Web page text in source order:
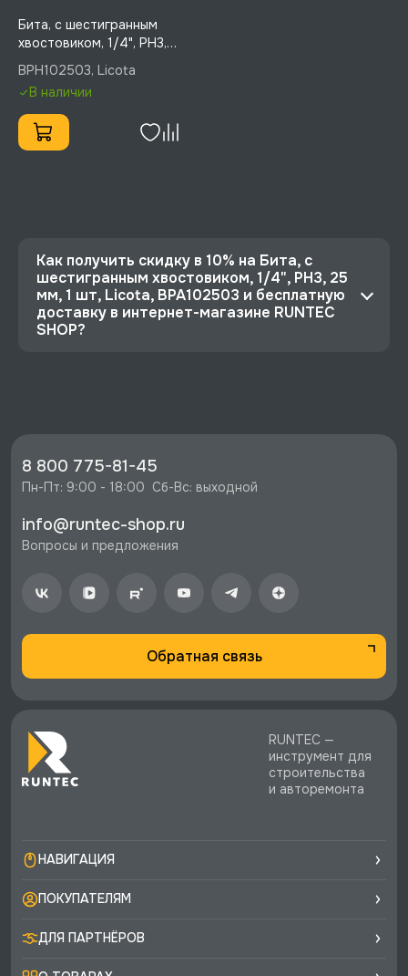
Бита, с шестигранным
хвостовиком, 1/4", PH3,
25 мм, 1 шт, Licota,
BPH102503
BPH102503, Licota
В наличии
Как получить скидку в 10% на Бита, с
шестигранным хвостовиком, 1/4", PH3, 25
мм, 1 шт, Licota, BPA102503 и бесплатную
доставку в интернет-магазине RUNTEC
SHOP?
скидкой - 71 руб.
⚡️ Бесплатная доставка в Москве, Санкт-
стоимости заказа.
экспертная поддержка.
8 800 775-81-45
Пн-Пт: 9:00 - 18:00  Сб-Вс: выходной
info@runtec-shop.ru
Вопросы и предложения
Обратная связь
RUNTEC —
инструмент для
строительства
и авторемонта
НАВИГАЦИЯ
ПОКУПАТЕЛЯМ
ДЛЯ ПАРТНЁРОВ